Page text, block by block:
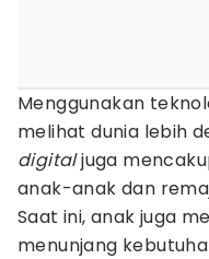
Menggunakan
melihat dunia lebih
digitaljuga
anak-anak dan
Saat ini, anak juga
menunjang